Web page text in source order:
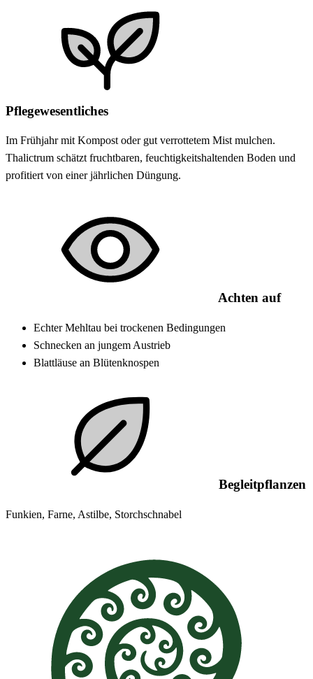
Pflegewesentliches
Im Frühjahr mit Kompost oder gut verrottetem Mist mulchen.
Thalictrum schätzt fruchtbaren, feuchtigkeitshaltenden Boden und
profitiert von einer jährlichen Düngung.
Achten auf
Echter Mehltau bei trockenen Bedingungen
Schnecken an jungem Austrieb
Blattläuse an Blütenknospen
Begleitpflanzen
Funkien, Farne, Astilbe, Storchschnabel